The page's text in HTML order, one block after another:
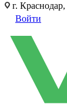
г.
Войти